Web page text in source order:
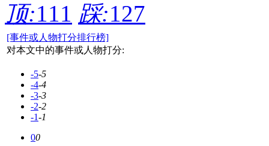
顶:111 踩:127
[事件或人物打分排行榜]
对本文中的事件或人物打分:
-5-5
-4-4
-3-3
-2-2
-1-1
00